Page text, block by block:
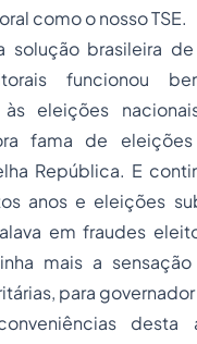
como o nosso TSE.
solução brasileira
funcionou
às eleições
fama de
República. E
anos e eleições
em fraudes
mais a
para
desta